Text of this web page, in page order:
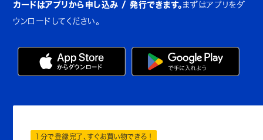
カードはアプリから申し込み / 発行できます。 まずはアプリをダ
ウンロードしてください。
1分で登録完了、すぐお買い物できる！